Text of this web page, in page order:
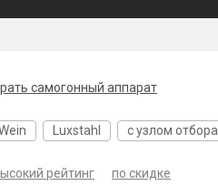
самогонный аппарат
Luxstahl с узлом отбора
рейтинг по скидке